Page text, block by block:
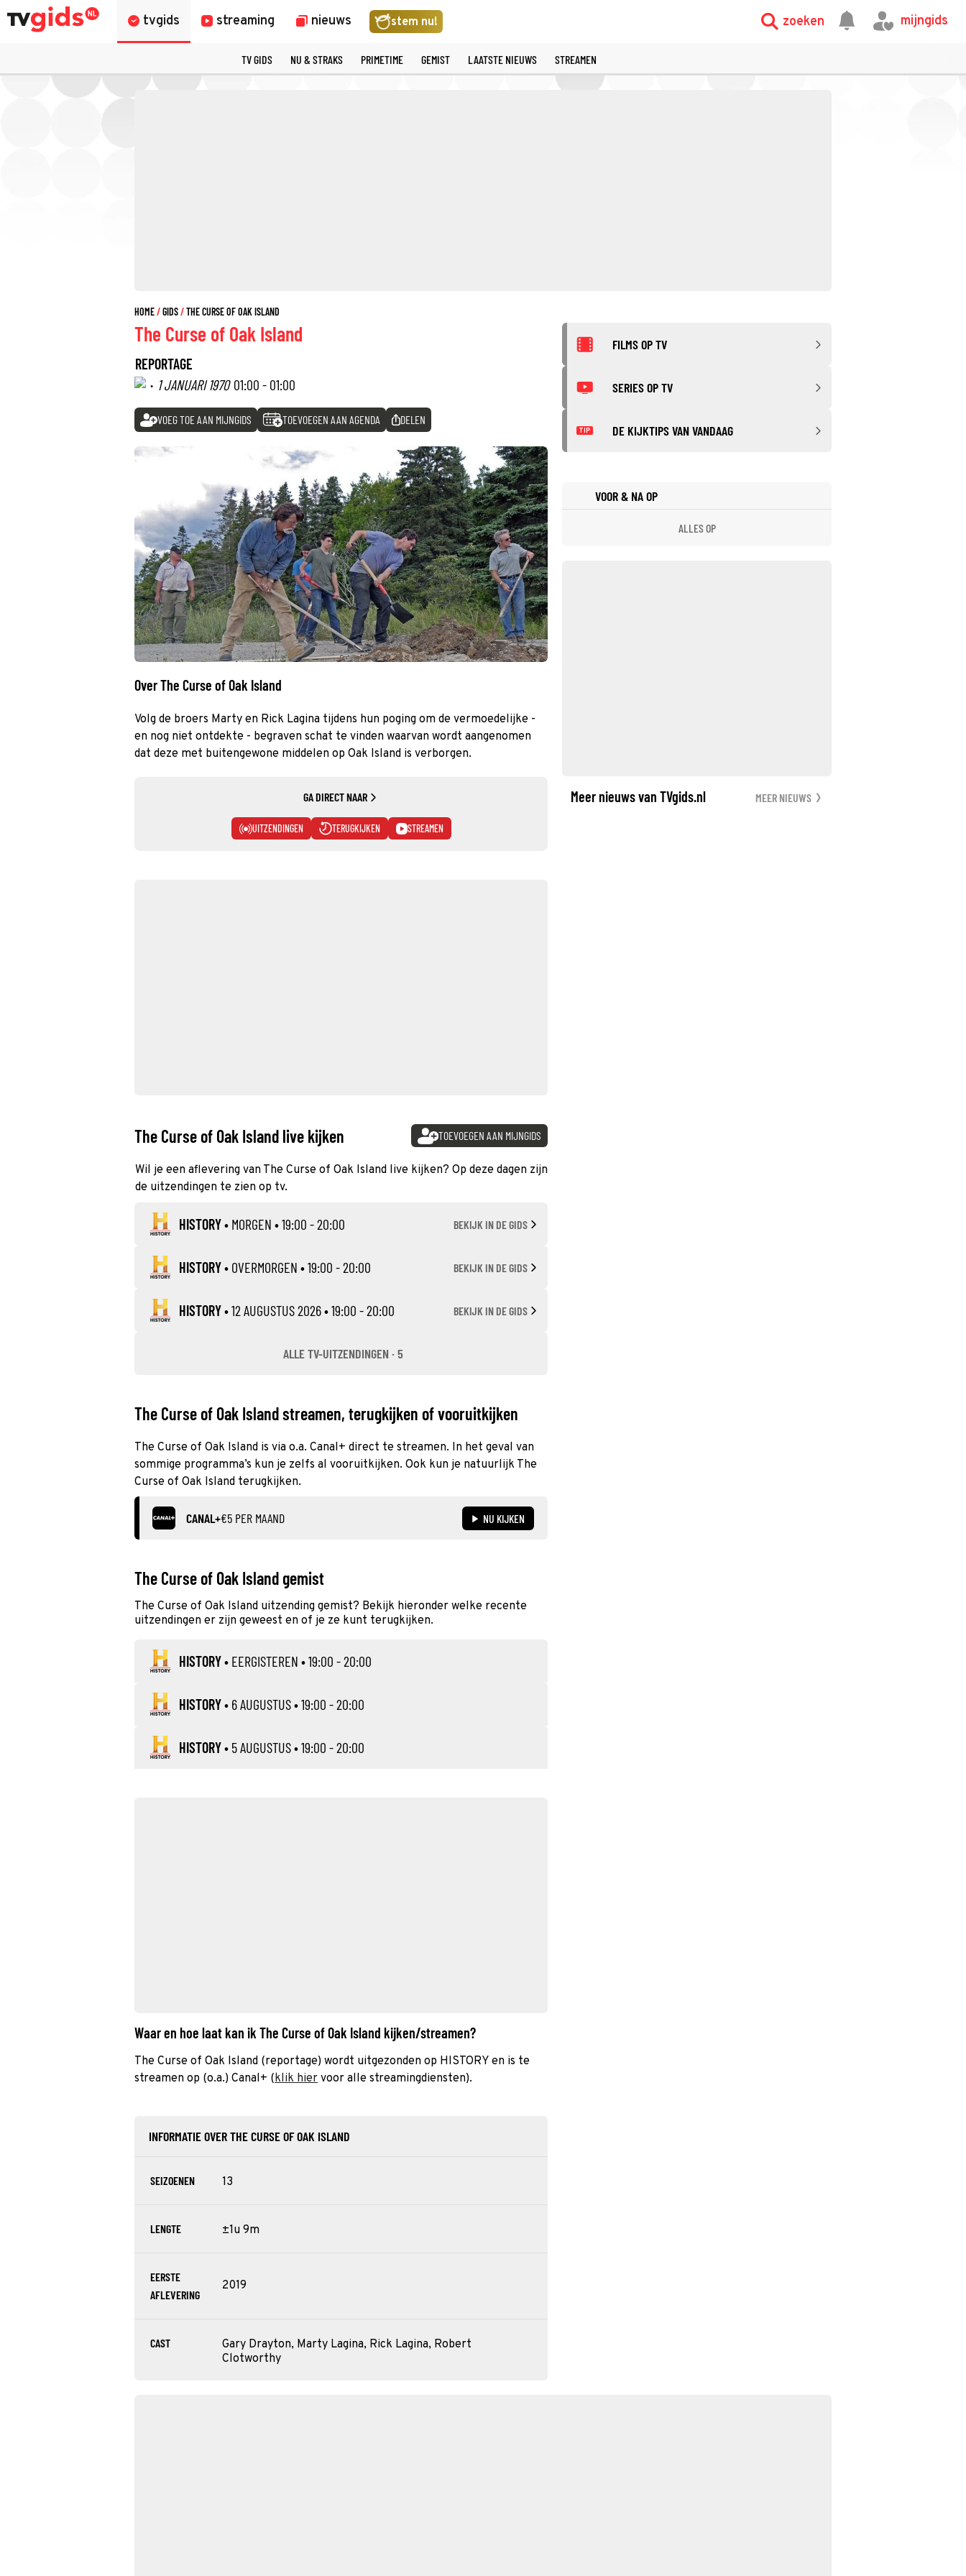
tvgids streaming nieuws stem nu! zoeken mijngids
TV GIDS NU & STRAKS PRIMETIME GEMIST LAATSTE NIEUWS STREAMEN
HOME GIDS THE CURSE OF OAK ISLAND
The Curse of Oak Island
REPORTAGE
· 1 JANUARI 1970 01:00 - 01:00
VOEG TOE AAN MIJNGIDS TOEVOEGEN AAN AGENDA DELEN
Over The Curse of Oak Island
Volg de broers Marty en Rick Lagina tijdens hun poging om de vermoedelijke -
en nog niet ontdekte - begraven schat te vinden waarvan wordt aangenomen
dat deze met buitengewone middelen op Oak Island is verborgen.
GA DIRECT NAAR
UITZENDINGEN TERUGKIJKEN STREAMEN
The Curse of Oak Island live kijken TOEVOEGEN AAN MIJNGIDS
Wil je een aflevering van The Curse of Oak Island live kijken? Op deze dagen zijn
de uitzendingen te zien op tv.
HISTORY• MORGEN • 19:00 - 20:00 BEKIJK IN DE GIDS
HISTORY• OVERMORGEN • 19:00 - 20:00 BEKIJK IN DE GIDS
HISTORY•12 AUGUSTUS 2026• 19:00 - 20:00 BEKIJK IN DE GIDS
ALLE TV-UITZENDINGEN · 5
The Curse of Oak Island streamen, terugkijken of vooruitkijken
The Curse of Oak Island is via o.a. Canal+ direct te streamen. In het geval van
sommige programma’s kun je zelfs al vooruitkijken. Ook kun je natuurlijk The
Curse of Oak Island terugkijken.
CANAL+€5 PER MAAND NU KIJKEN
The Curse of Oak Island gemist
The Curse of Oak Island uitzending gemist? Bekijk hieronder welke recente
uitzendingen er zijn geweest en of je ze kunt terugkijken.
HISTORY• EERGISTEREN • 19:00 - 20:00
HISTORY• 6 AUGUSTUS• 19:00 - 20:00
HISTORY• 5 AUGUSTUS• 19:00 - 20:00
Waar en hoe laat kan ik The Curse of Oak Island kijken/streamen?
The Curse of Oak Island (reportage) wordt uitgezonden op HISTORY en is te
streamen op (o.a.) Canal+ (klik hier voor alle streamingdiensten).
INFORMATIE OVER THE CURSE OF OAK ISLAND
SEIZOENEN 13
LENGTE ±1u 9m
EERSTE
AFLEVERING
2019
CAST
Gary Drayton, Marty Lagina, Rick Lagina, Robert
Clotworthy
FILMS OP TV
SERIES OP TV
TIP DE KIJKTIPS VAN VANDAAG
VOOR & NA OP
ALLES OP
Meer nieuws van TVgids.nl MEER NIEUWS